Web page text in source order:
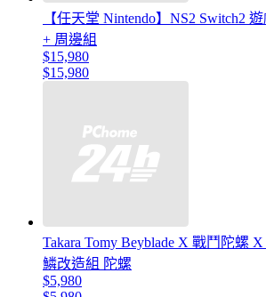
【任天堂 Nintendo】NS2 Switch2
+ 周邊組
$15,980
$15,980
Takara Tomy Beyblade X 戰鬥陀螺
鱗改造組 陀螺
$5,980